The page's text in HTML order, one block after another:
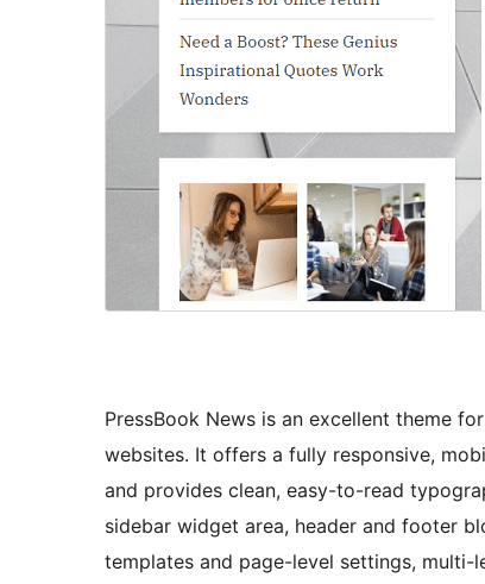
PressBook News is an excellent theme
websites. It offers a fully responsive,
and provides clean, easy-to-read
sidebar widget area, header and footer
templates and page-level settings, multi-